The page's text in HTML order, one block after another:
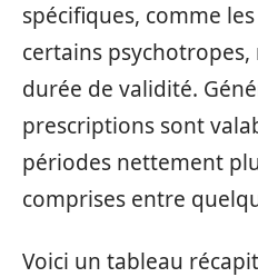
spécifiques, comme
certains psychotropes,
durée de validité.
prescriptions sont
périodes nettement
comprises entre
Voici un tableau